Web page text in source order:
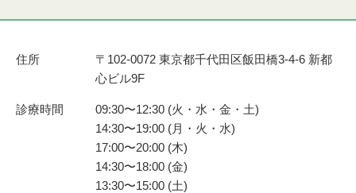
住所
〒102-0072 東京都千代田区飯田橋3-4-6 新都
心ビル9F
診療時間
09:30〜12:30 (火・水・金・土)
14:30〜19:00 (月・火・水)
17:00〜20:00 (木)
14:30〜18:00 (金)
13:30〜15:00 (土)